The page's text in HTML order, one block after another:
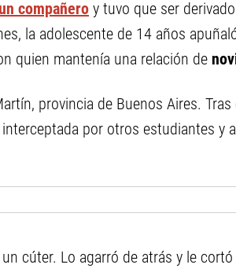
compañero y tuvo que ser
la adolescente de 14 años
quien mantenía una relación de
provincia de Buenos Aires. Tras
por otros estudiantes y
cúter. Lo agarró de atrás y le